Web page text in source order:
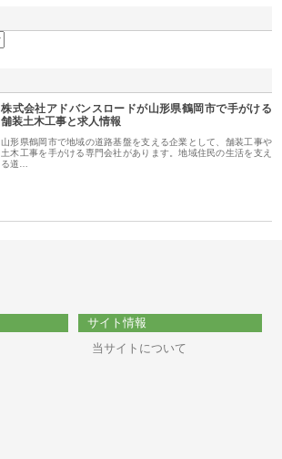
株式会社アドバンスロードが山形県鶴岡市で手がける
舗装土木工事と求人情報
山形県鶴岡市で地域の道路基盤を支える企業として、舗装工事や
土木工事を手がける専門会社があります。地域住民の生活を支え
る道…
サイト情報
当サイトについて